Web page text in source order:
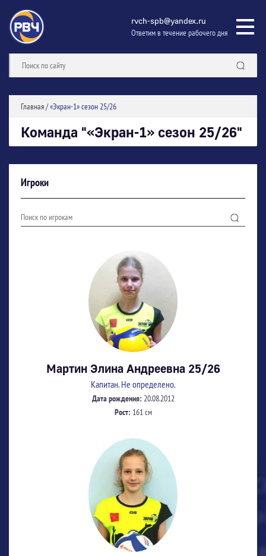
rvch-spb@yandex.ru
Ответим в течение рабочего дня
Главная/«Экран-1» сезон 25/26
Команда "«Экран-1» сезон 25/26"
Игроки
Мартин Элина Андреевна 25/26
Капитан. Не определено.
Дата рождения: 20.08.2012
Рост: 161 см